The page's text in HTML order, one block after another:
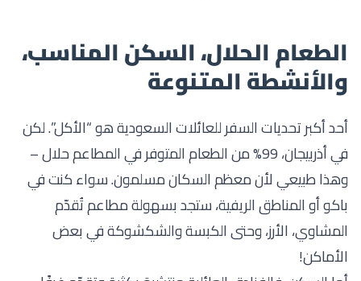
الطعام الحلال، السكن المناسب،
والأنشطة المتنوعة
أحد أكبر تحديات السفر للعائلات السعودية هو “الأكل”. لكن
في أذربيجان، 99% من الطعام المتوفر في المطاعم حلال –
وهذا طبيعي لأن معظم السكان مسلمون. سواء كنت في
باكو أو المناطق الريفية، ستجد بسهولة مطاعم تُقدّم
المشاوي، الأرز، وحتى الكبسة والشكشوكة في بعض
الأماكن!